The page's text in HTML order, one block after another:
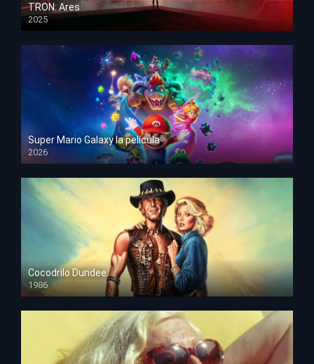
TRON: Ares
2025
HD 1080p
Super Mario Galaxy la película
2026
HD 1080p
Cocodrilo Dundee
1986
HD 1080p